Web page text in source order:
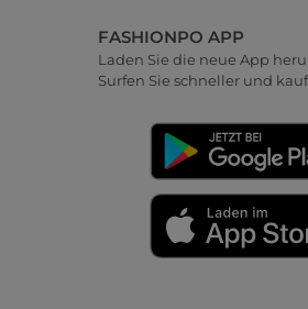
FASHIONPO APP
Laden Sie die neue App
Surfen Sie schneller und